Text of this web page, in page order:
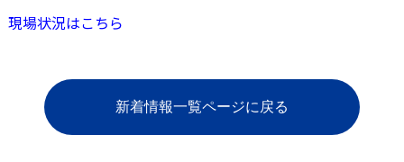
現場状況はこちら
新着情報一覧ページに戻る